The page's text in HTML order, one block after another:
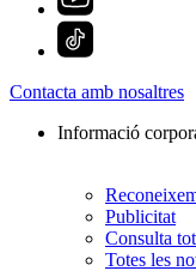
Contacta amb nosaltres
Informació
Publicitat
Consulta
Totes les